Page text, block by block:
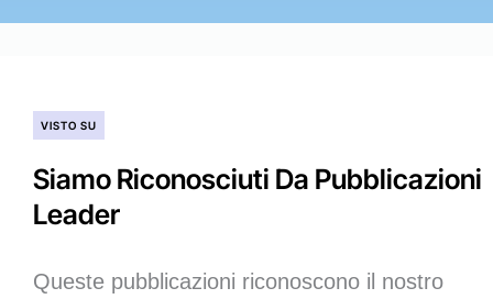
VISTO SU
Siamo Riconosciuti Da Pubblicazioni
Leader
Queste pubblicazioni riconoscono il nostro